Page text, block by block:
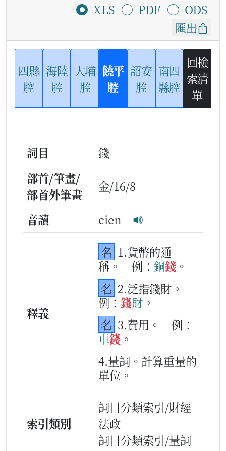
XLS
PDF
ODS
匯出
四縣
腔
海陸
腔
大埔
腔
饒平
腔
詔安
腔
南四
縣腔
回檢
索清
單
詞目
錢
部首/筆畫/
部首外筆畫
金/16/8
音讀 cien
釋義
名 1.貨幣的通
稱。
例： 銅錢 。
名 2.泛指錢財。
例： 錢財 。
名 3.費用。
例：
車錢 。
4.量詞。計算重量的
單位。
索引類別
詞目分類索引/財經
法政
詞目分類索引/量詞